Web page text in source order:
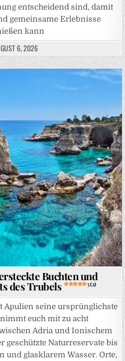
entscheidend sind, damit
gemeinsame Erlebnisse
kann
6, 2026
Buchten und
des Trubels 5 (2)
Apulien seine ursprünglichste
euch mit zu acht
Adria und Ionischem
geschützte Naturreservate bis
und glasklarem Wasser. Orte,